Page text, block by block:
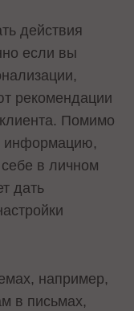
действия
если вы
рекомендации
Помимо
информацию,
в личном
дать
например,
в письмах,